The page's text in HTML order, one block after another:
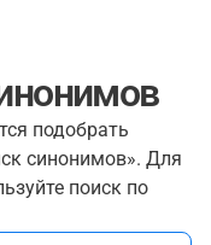
подобрать
синонимов». Для
поиск по